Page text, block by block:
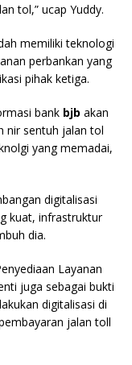
tol,” ucap Yuddy.
memiliki teknologi
perbankan yang
pihak ketiga.
bank bjb akan
nir sentuh jalan tol
yang memadai,
digitalisasi
kuat, infrastruktur
dia.
Layanan
juga sebagai bukti
digitalisasi di
jalan toll